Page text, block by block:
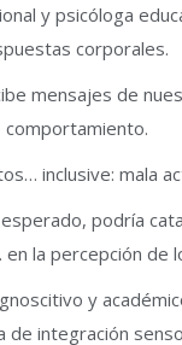
y psicóloga
corporales.
mensajes de
inclusive: mala
podría
la percepción de
y
integración